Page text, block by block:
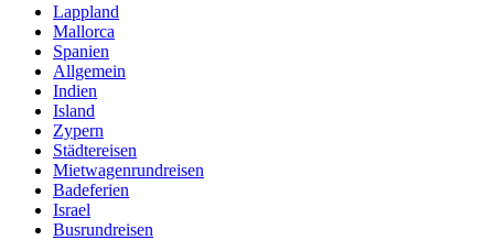
Lappland
Mallorca
Spanien
Allgemein
Indien
Island
Zypern
Städtereisen
Mietwagenrundreisen
Badeferien
Israel
Busrundreisen